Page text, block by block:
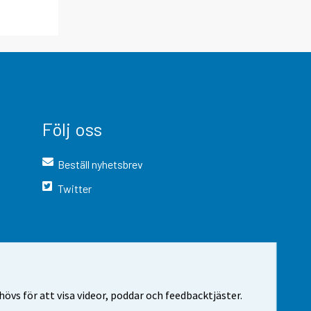
för att visa videor, poddar och feedbacktjäster.
Följ oss
Beställ nyhetsbrev
Twitter